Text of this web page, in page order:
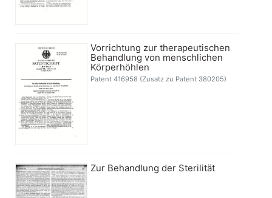
Vorrichtung zur therapeutischen
Behandlung von menschlichen
Körperhöhlen
Patent 416958 (Zusatz zu Patent 380205)
Zur Behandlung der Sterilität